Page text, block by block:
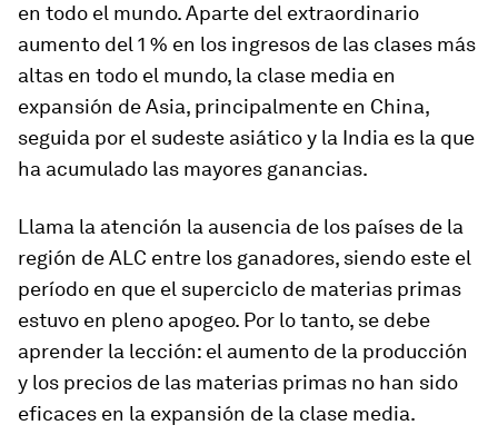
en todo el mundo. Aparte del extraordinario
aumento del 1 % en los ingresos de las clases más
altas en todo el mundo, la clase media en
expansión de Asia, principalmente en China,
seguida por el sudeste asiático y la India es la que
ha acumulado las mayores ganancias.
Llama la atención la ausencia de los países de la
región de ALC entre los ganadores, siendo este el
período en que el superciclo de materias primas
estuvo en pleno apogeo. Por lo tanto, se debe
aprender la lección: el aumento de la producción
y los precios de las materias primas no han sido
eficaces en la expansión de la clase media.